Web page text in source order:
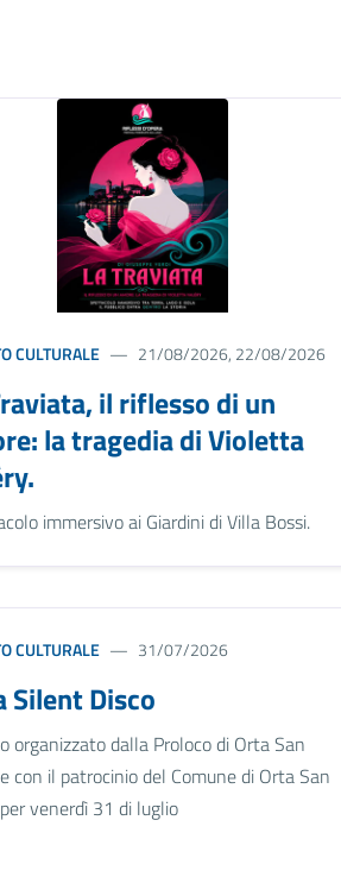
CULTURALE 21/08/2026, 22/08/2026
il riflesso di un
la tragedia di Violetta
immersivo ai Giardini di Villa Bossi.
CULTURALE 31/07/2026
Silent Disco
organizzato dalla Proloco di Orta San
con il patrocinio del Comune di Orta San
venerdì 31 di luglio